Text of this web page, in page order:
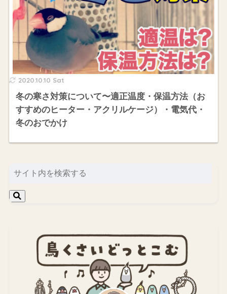
2020.10.10 Sat
冬の寒さ対策について〜適正温度・保温方法（お
すすめのヒーター・アクリルケージ）・電気代・
冬のおでかけ